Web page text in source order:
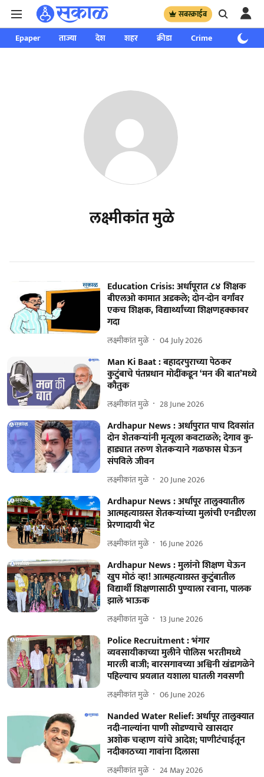
सबस्क्राईब
Epaper ताज्या देश शहर क्रीडा Crime साप्ताहिक
लक्ष्मीकांत मुळे
Education Crisis: अर्धापूरात ८४ शिक्षक
बीएलओ कामात अडकले; दोन-दोन वर्गांवर
एकच शिक्षक, विद्यार्थ्यांच्या शिक्षणहक्कावर
गदा
लक्ष्मीकांत मुळे 04 July 2026
Man Ki Baat : बहादरपुराच्या पेठकर
कुटुंबाचे पंतप्रधान मोदींकडून ‘मन की बात’मध्ये
कौतुक
लक्ष्मीकांत मुळे 28 June 2026
Ardhapur News : अर्धापुरात पाच दिवसांत
दोन शेतकऱ्यांनी मृत्यूला कवटाळले; देगाव कु-
हाड्यात तरुण शेतकऱ्याने गळफास घेऊन
संपविले जीवन
लक्ष्मीकांत मुळे 20 June 2026
Ardhapur News : अर्धापूर तालुक्यातील
आत्महत्याग्रस्त शेतकऱ्यांच्या मुलांची एनडीएला
प्रेरणादायी भेट
लक्ष्मीकांत मुळे 16 June 2026
Ardhapur News : मुलांनो शिक्षण घेऊन
खुप मोठं व्हा! आत्महत्याग्रस्त कुटुंबातील
विद्यार्थी शिक्षणासाठी पुण्याला रवाना, पालक
झाले भाऊक
लक्ष्मीकांत मुळे 13 June 2026
Police Recruitment : भंगार
व्यवसायीकाच्या मुलीने पोलिस भरतीमध्ये
मारली बाजी; बारसगावच्या अश्विनी खंडागळेने
पहिल्याच प्रयत्नात यशाला घातली गवसणी
लक्ष्मीकांत मुळे 06 June 2026
Nanded Water Relief: अर्धापूर तालुक्यात
नदी-नाल्यांना पाणी सोडण्याचे खासदार
अशोक चव्हाण यांचे आदेश; पाणीटंचाईतून
नदीकाठच्या गावांना दिलासा
लक्ष्मीकांत मुळे 24 May 2026